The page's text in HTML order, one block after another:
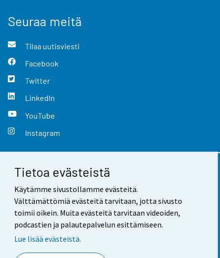
Tietoa evästeistä
Käytämme sivustollamme evästeitä.
Välttämättömiä evästeitä tarvitaan, jotta sivusto
toimii oikein. Muita evästeitä tarvitaan videoiden,
podcastien ja palautepalvelun esittämiseen.
Lue lisää evästeistä.
Seuraa meitä
Tilaa uutisviesti
Facebook
Twitter
LinkedIn
YouTube
Instagram
Yhteystiedot
Palaute
Käyttöehdot
Saavutettavuus